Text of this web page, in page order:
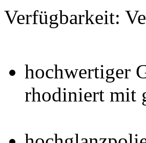
Verfügbarkeit:
hochwertiger
rhodiniert mit